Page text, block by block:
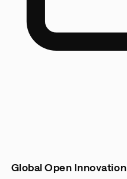
Global Open Innovation